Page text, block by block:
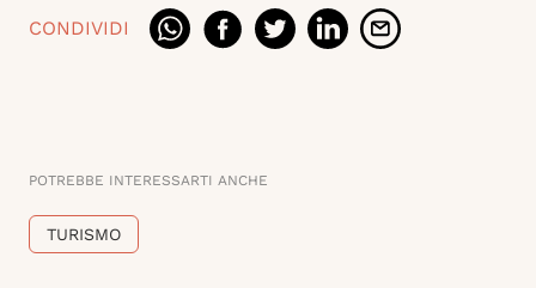
CONDIVIDI
POTREBBE INTERESSARTI ANCHE
TURISMO